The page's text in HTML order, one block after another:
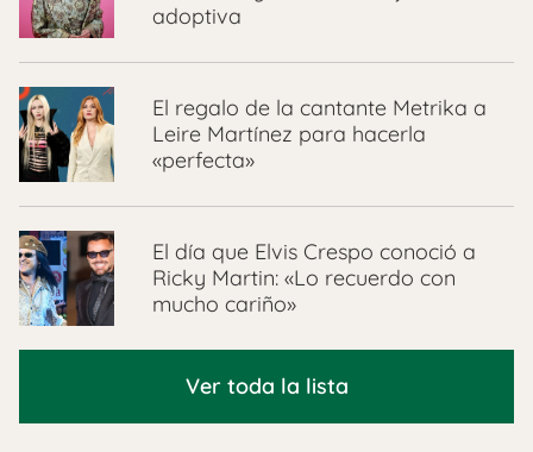
adoptiva
El regalo de la cantante Metrika a
Leire Martínez para hacerla
«perfecta»
El día que Elvis Crespo conoció a
Ricky Martin: «Lo recuerdo con
mucho cariño»
Ver toda la lista